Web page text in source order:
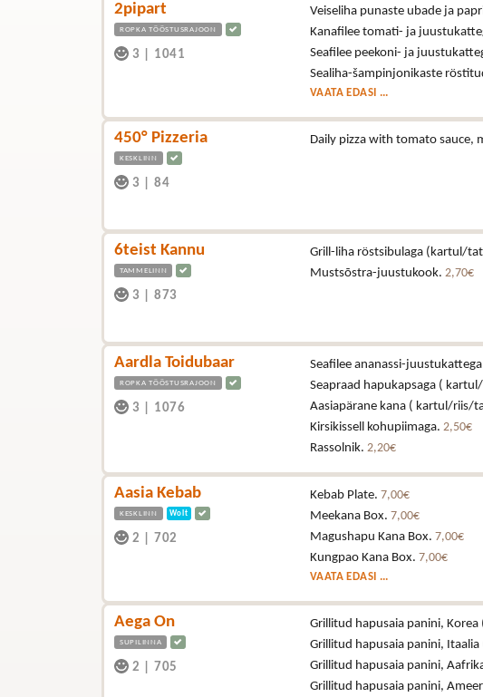
2pipart
ROPKA TÖÖSTUSRAJOON
3 1041
Veiseliha punaste ubade ja
Kanafilee tomati- ja
Seafilee peekoni- ja
Sealiha-šampinjonikaste
VAATA EDASI ...
450° Pizzeria
KESKLINN
3 84
Daily pizza with tomato sauce,
6teist Kannu
TAMMELINN
3 873
Grill-liha röstsibulaga (kartul/
Mustsõstra-juustukook. 2,70€
Aardla Toidubaar
ROPKA TÖÖSTUSRAJOON
3 1076
Seafilee ananassi-
Seapraad hapukapsaga (
Aasiapärane kana ( kartul/riis/
Kirsikissell kohupiimaga. 2,50€
Rassolnik. 2,20€
Aasia Kebab
KESKLINN Wolt
2 702
Kebab Plate. 7,00€
Meekana Box. 7,00€
Magushapu Kana Box. 7,00€
Kungpao Kana Box. 7,00€
VAATA EDASI ...
Aega On
SUPILINNA
2 705
Grillitud hapusaia panini,
Grillitud hapusaia panini,
Grillitud hapusaia panini,
Grillitud hapusaia panini,